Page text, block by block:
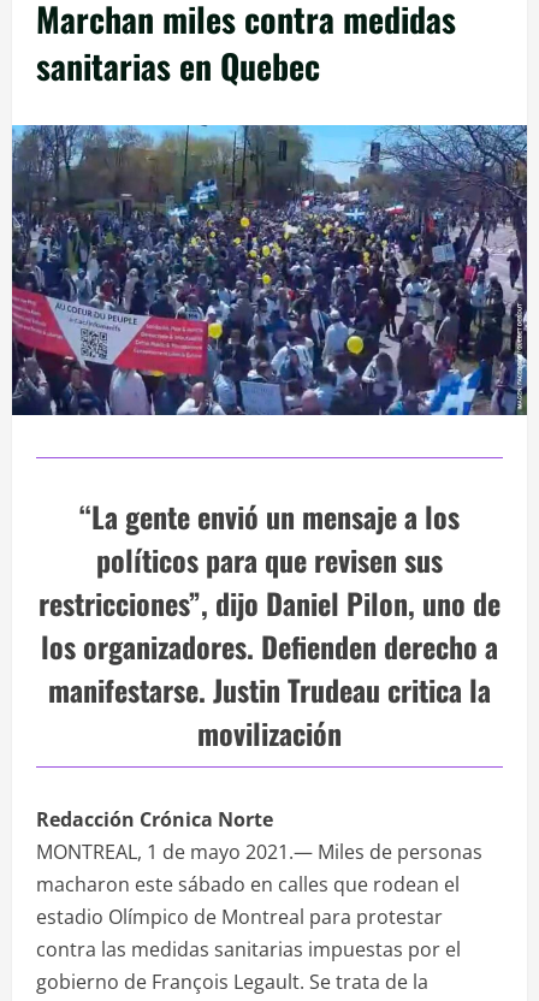
Marchan miles contra medidas
sanitarias en Quebec
“La gente envió un mensaje a los
políticos para que revisen sus
restricciones”, dijo Daniel Pilon, uno de
los organizadores. Defienden derecho a
manifestarse. Justin Trudeau critica la
movilización
Redacción Crónica Norte
MONTREAL, 1 de mayo 2021.— Miles de personas
macharon este sábado en calles que rodean el
estadio Olímpico de Montreal para protestar
contra las medidas sanitarias impuestas por el
gobierno de François Legault. Se trata de la